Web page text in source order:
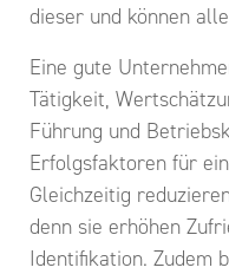
dieser und können
Eine gute
Tätigkeit,
Führung und
Erfolgsfaktoren für
Gleichzeitig
denn sie erhöhen
Identifikation. Zudem